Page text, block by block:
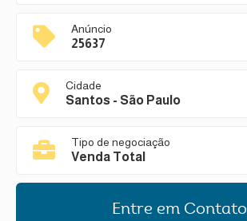
Anúncio
25637
Cidade
Santos - São Paulo
Tipo de negociação
Venda Total
Entre em Contato